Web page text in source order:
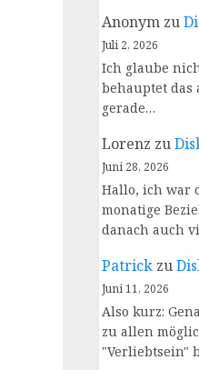
Anonymzu
Juli 2, 2026
Ich glaube
behauptet das
gerade…
Lorenz zu
Juni 28, 2026
Hallo, ich war
monatige
danach auch
Patrickzu
Juni 11, 2026
Also kurz:
zu allen
"Verliebtsein"